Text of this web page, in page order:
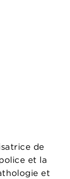
de
et la
et